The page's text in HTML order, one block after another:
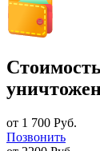
от 1 700 Руб.
Позвонить